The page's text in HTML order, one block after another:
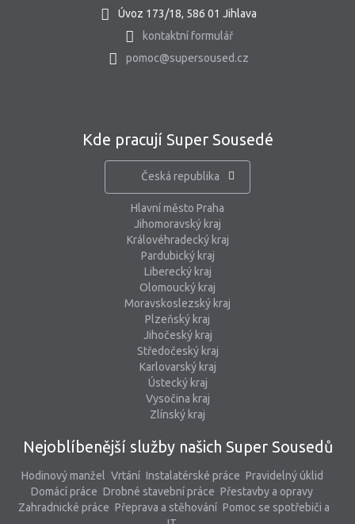
Úvoz 173/18, 586 01 Jihlava
kontaktní formulář
pomoc@supersoused.cz
Kde pracují Super Sousedé
Česká republika
Hlavní město Praha
Jihomoravský kraj
Královéhradecký kraj
Pardubický kraj
Liberecký kraj
Olomoucký kraj
Moravskoslezský kraj
Plzeňský kraj
Jihočeský kraj
Středočeský kraj
Karlovarský kraj
Ústecký kraj
Vysočina kraj
Zlínský kraj
Nejoblíbenější služby našich Super Sousedů
Hodinový manžel Vrtání Instalatérské práce Pravidelný úklid
Domácí práce Drobné stavební práce Přestavby a opravy
Zahradnické práce Přeprava a stěhování Pomoc se spotřebiči a